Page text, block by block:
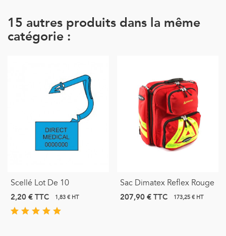
15 autres produits dans la même
catégorie :
Scellé Lot De 10
2,20 €TTC 1,83 € HT
Sac Dimatex Reflex Rouge
207,90 €TTC 173,25 € HT